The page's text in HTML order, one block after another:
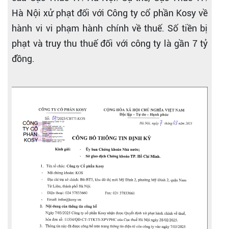
Hà Nội xử phạt đối với Công ty cổ phần Kosy về
hành vi vi phạm hành chính về thuế. Số tiền bị
phạt và truy thu thuế đối với công ty là gần 7 tỷ
đồng.